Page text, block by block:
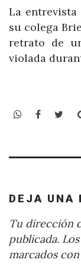
La entrevista
su colega
retrato de
violada
WhatsApp
DEJA UNA
Tu dirección
publicada.
marcados con